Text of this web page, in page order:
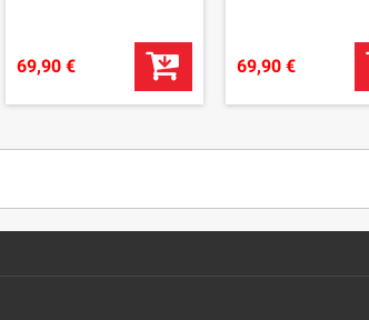
69,90 € 69,90 €